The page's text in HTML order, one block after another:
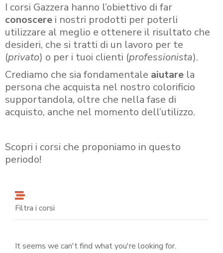
I corsi Gazzera hanno l’obiettivo di far
conoscere i nostri prodotti per poterli
utilizzare al meglio e ottenere il risultato che
desideri, che si tratti di un lavoro per te
(privato) o per i tuoi clienti (professionista).
Crediamo che sia fondamentale aiutare la
persona che acquista nel nostro colorificio
supportandola, oltre che nella fase di
acquisto, anche nel momento dell’utilizzo.
Scopri i corsi che proponiamo in questo
periodo!
Filtra i corsi
It seems we can't find what you're looking for.